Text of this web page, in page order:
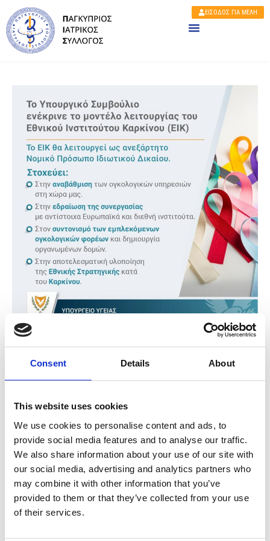
Consent Details About
This website uses cookies
We use cookies to personalise content and ads, to
provide social media features and to analyse our traffic.
We also share information about your use of our site with
our social media, advertising and analytics partners who
may combine it with other information that you’ve
provided to them or that they’ve collected from your use
of their services.
ΕΙΣΟΔΟΣ ΓΙΑ ΜΕΛΗ
Home
Ανακοινώσεις
Ο ΠΙΣ ΧΑΙΡΕΤΙΖΕΙ ΤΗΝ ΛΕΙΤΟΥΡΓΙΑ ΕΘΝΙΚΟΥ
ΙΝΣΤΙΤΟΥΤΟΥ ΚΑΡΚΙΝΟΥ (ΕΙΚ)
25 Απριλίου, 2025 Ανακοινώσεις
Share:
Ο Παγκύπριος Ιατρικός Σύλλογος (ΠΙΣ) χαιρετίζει με ικανοποίηση
την έγκριση του μοντέλου λειτουργίας του Εθνικού Ινστιτούτου
Καρκίνου (ΕΙΚ) από το Υπουργικό Συμβούλιο.